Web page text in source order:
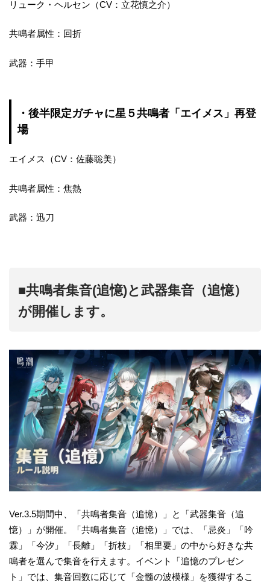
リューク・ヘルセン（CV：立花慎之介）
共鳴者属性：回折
武器：手甲
・後半限定ガチャに星５共鳴者「エイメス」再登
場
エイメス（CV：佐藤聡美）
共鳴者属性：焦熱
武器：迅刀
■共鳴者集音(追憶)と武器集音（追憶）
が開催します。
Ver.3.5期間中、「共鳴者集音（追憶）」と「武器集音（追
憶）」が開催。「共鳴者集音（追憶）」では、「忌炎」「吟
霖」「今汐」「長離」「折枝」「相里要」の中から好きな共
鳴者を選んで集音を行えます。イベント「追憶のプレゼン
ト」では、集音回数に応じて「金髓の波模様」を獲得するこ